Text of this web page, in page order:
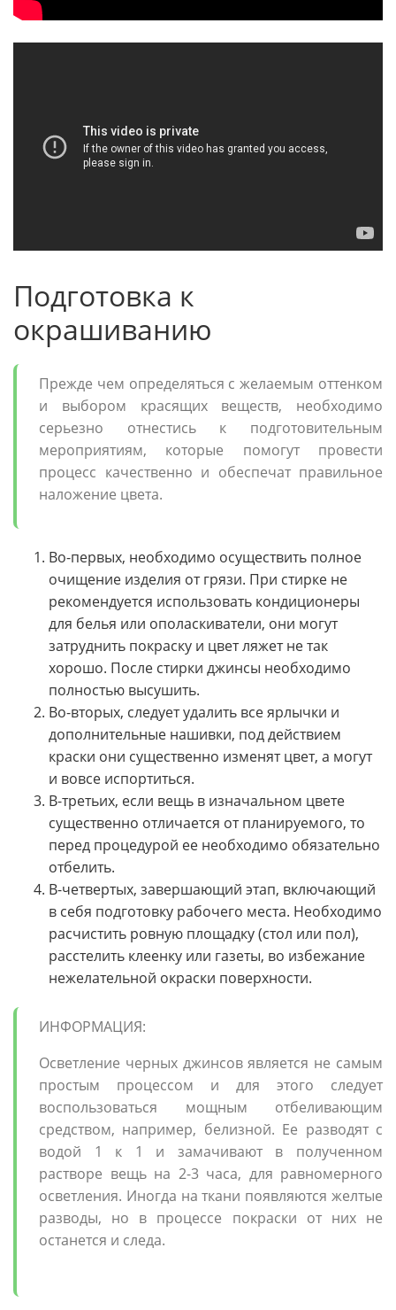
Подготовка к
окрашиванию
Прежде чем определяться с желаемым оттенком
и выбором красящих веществ, необходимо
серьезно отнестись к подготовительным
мероприятиям, которые помогут провести
процесс качественно и обеспечат правильное
наложение цвета.
Во-первых, необходимо осуществить полное
очищение изделия от грязи. При стирке не
рекомендуется использовать кондиционеры
для белья или ополаскиватели, они могут
затруднить покраску и цвет ляжет не так
хорошо. После стирки джинсы необходимо
полностью высушить.
Во-вторых, следует удалить все ярлычки и
дополнительные нашивки, под действием
краски они существенно изменят цвет, а могут
и вовсе испортиться.
В-третьих, если вещь в изначальном цвете
существенно отличается от планируемого, то
перед процедурой ее необходимо обязательно
отбелить.
В-четвертых, завершающий этап, включающий
в себя подготовку рабочего места. Необходимо
расчистить ровную площадку (стол или пол),
расстелить клеенку или газеты, во избежание
нежелательной окраски поверхности.
ИНФОРМАЦИЯ:
Осветление черных джинсов является не самым
простым процессом и для этого следует
воспользоваться мощным отбеливающим
средством, например, белизной. Ее разводят с
водой 1 к 1 и замачивают в полученном
растворе вещь на 2-3 часа, для равномерного
осветления. Иногда на ткани появляются желтые
разводы, но в процессе покраски от них не
останется и следа.